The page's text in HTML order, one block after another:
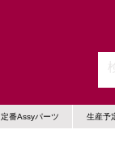
定番Assyパーツ 生産予